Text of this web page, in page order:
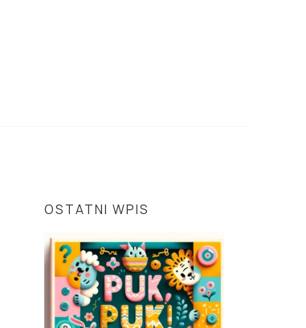
OSTATNI WPIS